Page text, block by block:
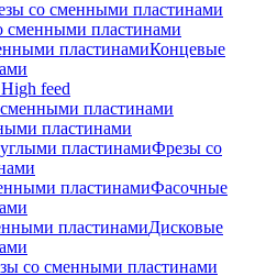
сменными пластинами
Концевые
feed
пластинами
Фрезы со
Фасочные
Дисковые